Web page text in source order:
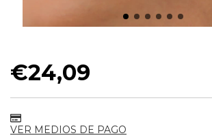
€24,09
VER MEDIOS DE PAGO